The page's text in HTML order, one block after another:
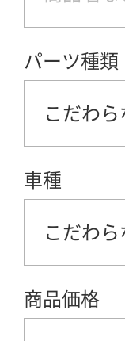
パーツ種類
こだわら
車種
こだわら
商品価格